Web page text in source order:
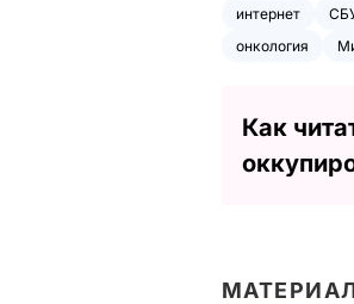
интернет
онкология
Как